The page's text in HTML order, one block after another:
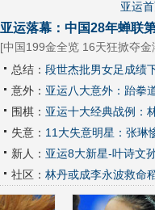
亚运
亚运落幕：中国28年蝉联
[中国199金全览 16天狂掀夺金
总结： 段世杰批男女足成绩
意外： 亚运八大意外：跆拳
围棋： 亚运十大经典战例：
失意： 11大失意明星：张琳
新人： 亚运8大新星-叶诗文
社区： 林丹或成李永波救命